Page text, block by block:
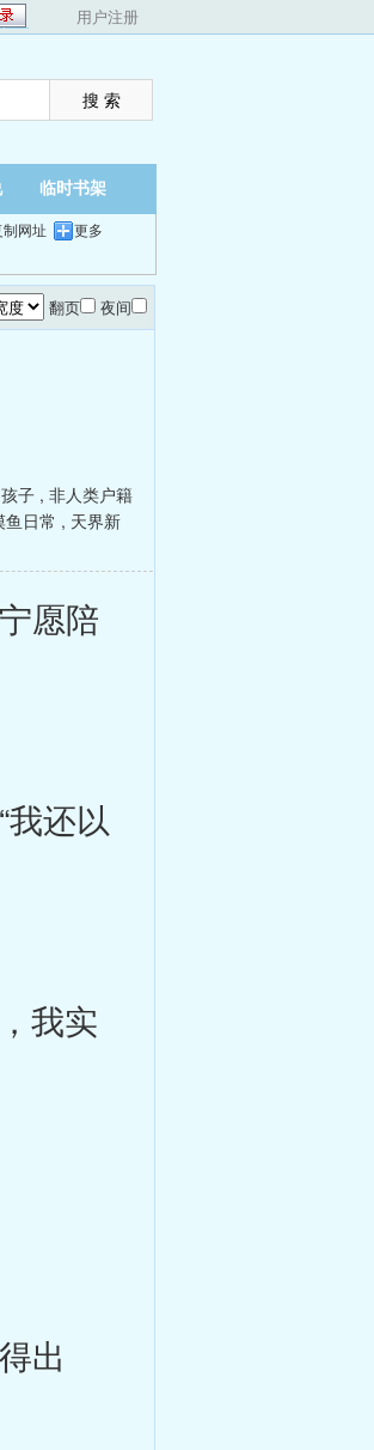
用户注册
临时书架
制网址 更多
翻页 夜间
子 , 非人类户籍
鱼日常 , 天界新
愿陪
还以
我实
出